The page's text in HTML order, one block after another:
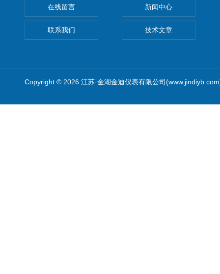
在线留言
联系我们
新闻中心
技术文章
Copyright © 2026 江苏·金湖金迪仪表有限公司